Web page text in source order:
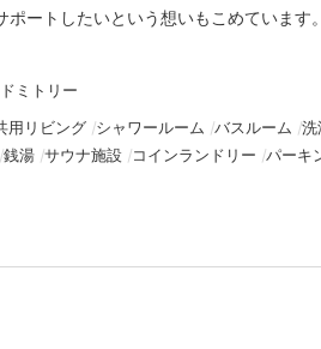
ートしたいという想いもこめています。
ミトリー
用リビング シャワールーム バスルーム 洗
銭湯 サウナ施設 コインランドリー パーキ